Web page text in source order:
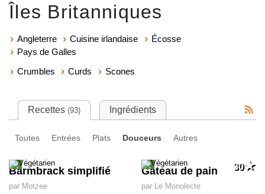
Îles Britanniques
Angleterre Cuisine irlandaise
Écosse
Pays de Galles
Crumbles
Curds Scones
Recettes (93) Ingrédients
Toutes Entrées Plats Douceurs Autres
Barmbrack simplifié
par Motzee
Gâteau de pain
par Le Monolecte
30